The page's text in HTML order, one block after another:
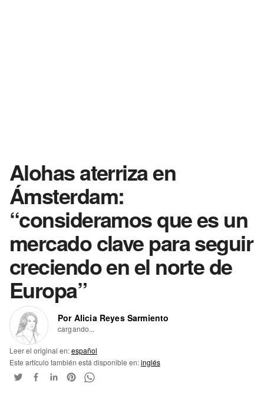
Alohas aterriza en
Ámsterdam:
“consideramos que es un
mercado clave para seguir
creciendo en el norte de
Europa”
Por Alicia Reyes Sarmiento
cargando...
Leer el original en:español
Este artículo también está disponible en:inglés